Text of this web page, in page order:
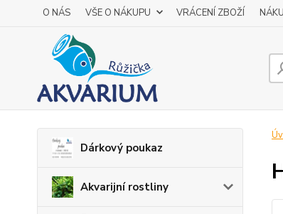
O NÁS VŠE O NÁKUPU VRÁCENÍ ZBOŽÍ
Dárkový poukaz
Akvarijní rostliny